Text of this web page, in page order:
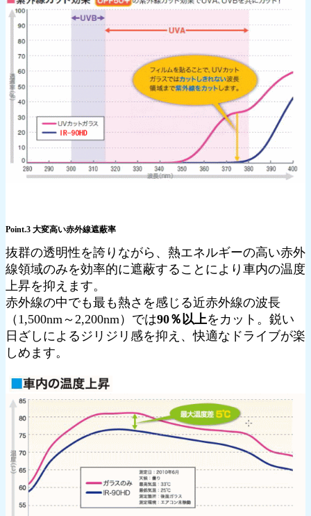
Point.3 大変高い赤外線遮蔽率
抜群の透明性を誇りながら、熱エネルギーの高い赤外
線領域のみを効率的に遮蔽することにより車内の温度
上昇を抑えます。
赤外線の中でも最も熱さを感じる近赤外線の波長
（1,500nm～2,200nm）では90％以上をカット。鋭い
日ざしによるジリジリ感を抑え、快適なドライブが楽
しめます。